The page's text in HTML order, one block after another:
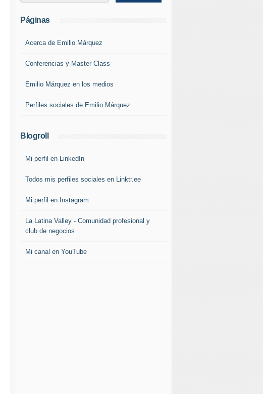
Páginas
Acerca de Emilio Márquez
Conferencias y Master Class
Emilio Márquez en los medios
Perfiles sociales de Emilio Márquez
Blogroll
Mi perfil en LinkedIn
Todos mis perfiles sociales en Linktr.ee
Mi perfil en Instagram
La Latina Valley - Comunidad profesional y
club de negocios
Mi canal en YouTube